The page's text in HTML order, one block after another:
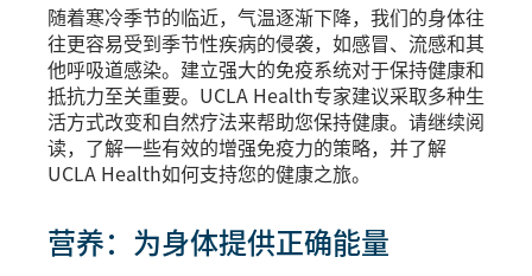
随着寒冷季节的临近，气温逐渐下降，我们的身体往
往更容易受到季节性疾病的侵袭，如感冒、流感和其
他呼吸道感染。建立强大的免疫系统对于保持健康和
抵抗力至关重要。UCLA Health专家建议采取多种生
活方式改变和自然疗法来帮助您保持健康。请继续阅
读，了解一些有效的增强免疫力的策略，并了解
UCLA Health如何支持您的健康之旅。
营养：为身体提供正确能量